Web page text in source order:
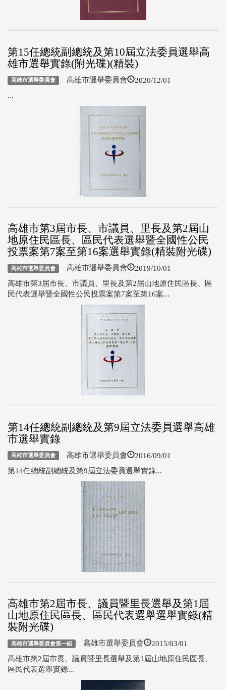
第15任總統副總統及第10屆立法委員選舉高
雄市選舉實錄(附光碟)(精裝)
高雄市選舉委員會 高雄市選舉委員會 2020/12/01
...
高雄市第3屆市長、市議員、里長及第2屆山
地原住民區長、區民代表選舉暨全國性公民
投票案第7案至第16案選舉實錄(精裝附光碟)
高雄市選舉委員會 高雄市選舉委員會 2019/10/01
高雄市第3屆市長、市議員、里長及第2屆山地原住民區長、區
民代表選舉暨全國性公民投票案第7案至第16案...
第14任總統副總統及第9屆立法委員選舉高雄
市選舉實錄
高雄市選舉委員會 高雄市選舉委員會 2016/09/01
第14任總統副總統及第9屆立法委員選舉實錄...
高雄市第2屆市長、議員暨里長選舉及第1屆
山地原住民區長、區民代表選舉選舉實錄(精
裝附光碟)
高雄市選舉委員會第一組 高雄市選舉委員會 2015/03/01
高雄市第2屆市長、議員暨里長選舉及第1屆山地原住民區長、
區民代表選舉實錄...